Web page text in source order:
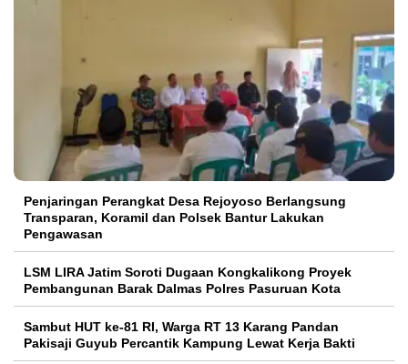
Penjaringan Perangkat Desa Rejoyoso Berlangsung
Transparan, Koramil dan Polsek Bantur Lakukan
Pengawasan
LSM LIRA Jatim Soroti Dugaan Kongkalikong Proyek
Pembangunan Barak Dalmas Polres Pasuruan Kota
Sambut HUT ke-81 RI, Warga RT 13 Karang Pandan
Pakisaji Guyub Percantik Kampung Lewat Kerja Bakti